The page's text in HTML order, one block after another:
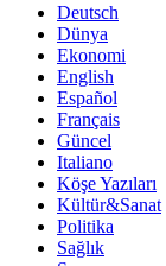
Deutsch
Dünya
Ekonomi
English
Español
Français
Güncel
Italiano
Köşe Yazıları
Kültür&Sanat
Politika
Sağlık